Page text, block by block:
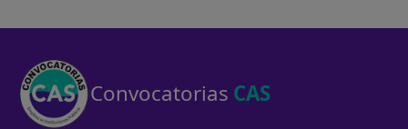
Convocatorias CAS